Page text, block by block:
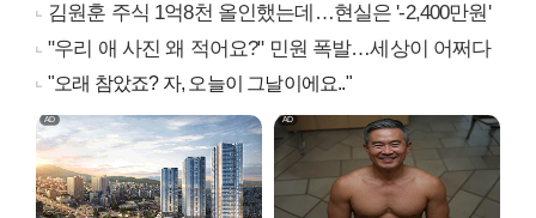
김원훈 주식 1억8천 올인했는데…현실은 '-2,400만원'
"우리 애 사진 왜 적어요?" 민원 폭발…세상이 어쩌다
"오래 참았죠? 자, 오늘이 그날이에요.."